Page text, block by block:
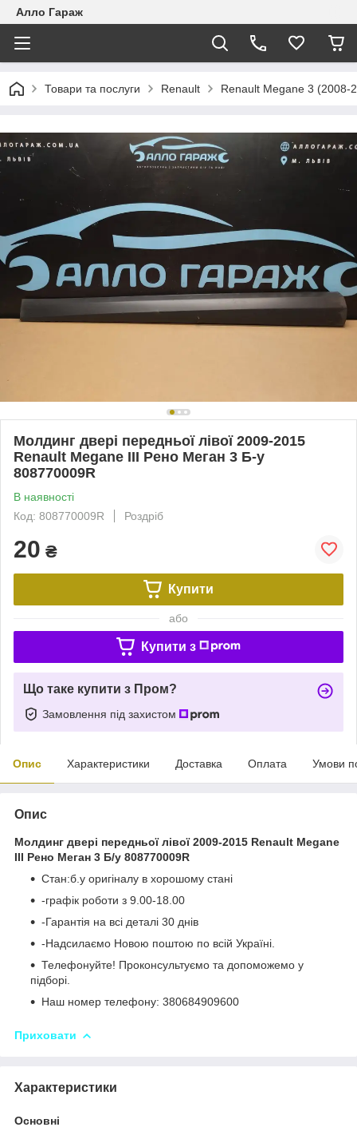
Алло Гараж
Товари та послуги Renault Renault Megane 3 (2008-
Молдинг двері передньої лівої 2009-2015
Renault Megane III Рено Меган 3 Б-у
808770009R
В наявності
Код: 808770009R
Роздріб
20 ₴
Купити
або
Купити з
Що таке купити з Пром?
Замовлення під захистом
Опис Характеристики Доставка Оплата Умови
Опис
Молдинг двері передньої лівої 2009-2015 Renault Megane
III Рено Меган 3 Б/у 808770009R
Стан:б.у оригіналу в хорошому стані
-графік роботи з 9.00-18.00
-Гарантія на всі деталі 30 днів
-Надсилаємо Новою поштою по всій Україні.
Телефонуйте! Проконсультуємо та допоможемо у
підборі.
Наш номер телефону: 380684909600
Приховати
Характеристики
Основні